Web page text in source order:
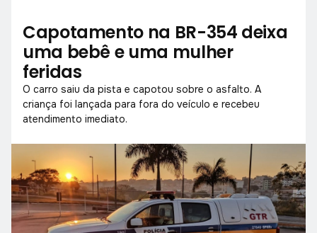
Capotamento na BR-354 deixa
uma bebê e uma mulher
feridas
O carro saiu da pista e capotou sobre o asfalto. A
criança foi lançada para fora do veículo e recebeu
atendimento imediato.